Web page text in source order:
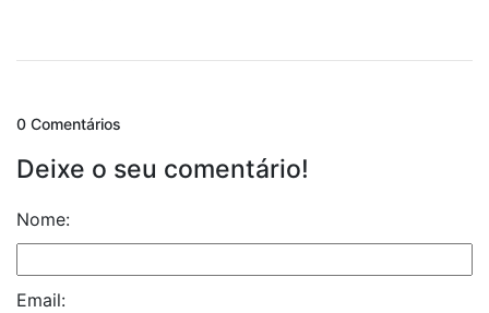
0 Comentários
Deixe o seu comentário!
Nome:
Email: